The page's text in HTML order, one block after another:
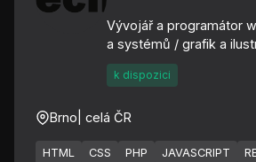
Vývojář a programátor
a systémů / grafik a
k dispozici
Brno | celá ČR
HTML CSS PHP JAVASCRIPT